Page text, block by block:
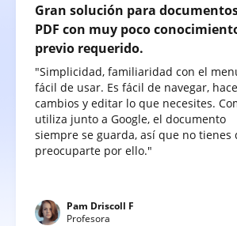
Gran solución para
PDF con muy poco
previo requerido.
"Simplicidad, familiaridad con el
fácil de usar. Es fácil de navegar,
cambios y editar lo que necesites.
utiliza junto a Google, el documento
siempre se guarda, así que no tienes
preocuparte por ello."
Pam Driscoll F
Profesora